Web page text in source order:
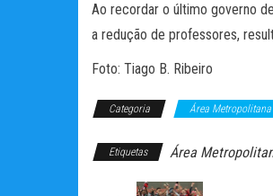
Ao recordar o último governo
a redução de professores,
Foto: Tiago B. Ribeiro
Categoria Área
Etiquetas Área